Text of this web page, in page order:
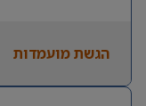
הגשת מועמדות